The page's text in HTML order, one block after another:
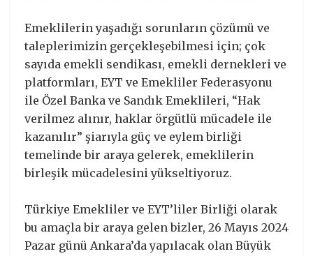
Emeklilerin yaşadığı sorunların çözümü ve
taleplerimizin gerçekleşebilmesi için; çok
sayıda emekli sendikası, emekli dernekleri ve
platformları, EYT ve Emekliler Federasyonu
ile Özel Banka ve Sandık Emeklileri, “Hak
verilmez alınır, haklar örgütlü mücadele ile
kazanılır” şiarıyla güç ve eylem birliği
temelinde bir araya gelerek, emeklilerin
birleşik mücadelesini yükseltiyoruz.
Türkiye Emekliler ve EYT’liler Birliği olarak
bu amaçla bir araya gelen bizler, 26 Mayıs 2024
Pazar günü Ankara’da yapılacak olan Büyük